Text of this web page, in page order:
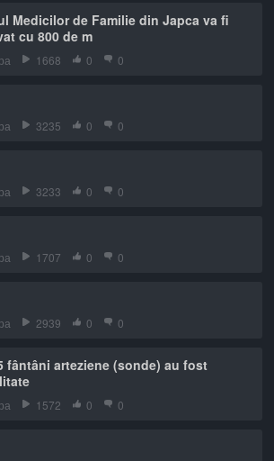
Medicilor de Familie din Japca va fi
cu 800 de m
1668 0 0
3235 0 0
3233 0 0
1707 0 0
2939 0 0
fântâni arteziene (sonde) au fost
1572 0 0